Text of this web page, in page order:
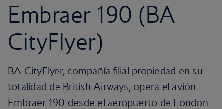
Embraer 190 (BA
CityFlyer)
BA CityFlyer, compañía filial propiedad en su
totalidad de British Airways, opera el avión
Embraer 190 desde el aeropuerto de London